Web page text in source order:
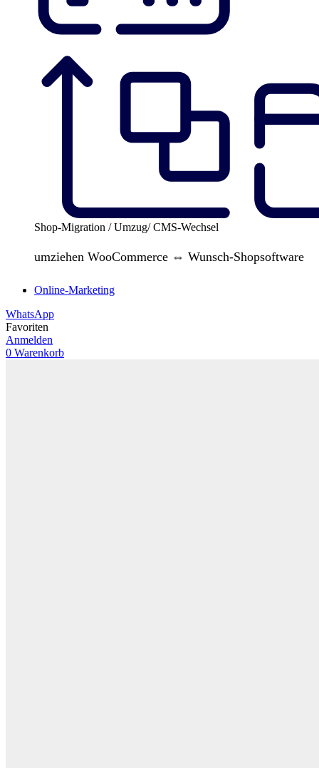
Shop-Migration / Umzug/ CMS-Wechsel
umziehen WooCommerce ⇔ Wunsch-Shopsoftware
Online-Marketing
WhatsApp
Favoriten
Anmelden
0 Warenkorb